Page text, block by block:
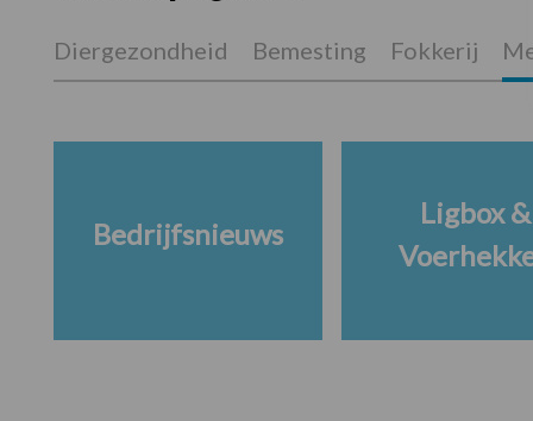
Diergezondheid Bemesting Fokkerij
Bedrijfsnieuws
Ligbox &